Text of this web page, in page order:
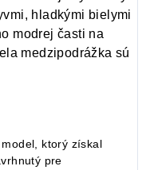
hladkými bielymi
modrej časti na
medzipodrážka sú
ktorý získal
pre